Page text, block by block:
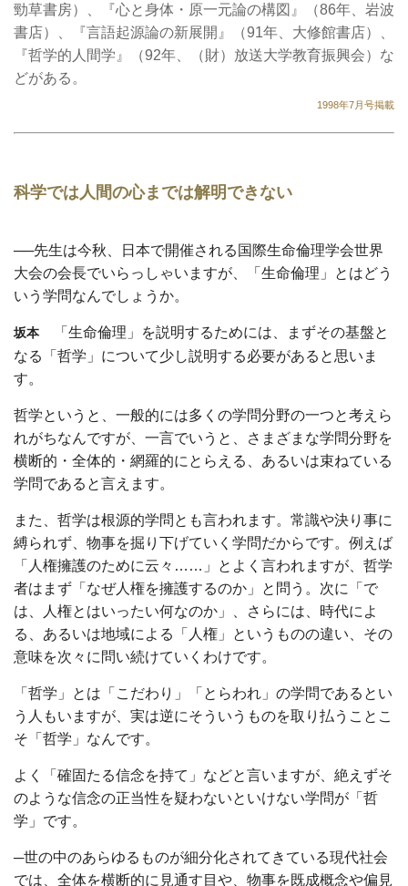
勁草書房）、『心と身体・原一元論の構図』（86年、岩波
書店）、『言語起源論の新展開』（91年、大修館書店）、
『哲学的人間学』（92年、（財）放送大学教育振興会）な
どがある。
1998年7月号掲載
科学では人間の心までは解明できない
──先生は今秋、日本で開催される国際生命倫理学会世界
大会の会長でいらっしゃいますが、「生命倫理」とはどう
いう学問なんでしょうか。
坂本 「生命倫理」を説明するためには、まずその基盤と
なる「哲学」について少し説明する必要があると思いま
す。
哲学というと、一般的には多くの学問分野の一つと考えら
れがちなんですが、一言でいうと、さまざまな学問分野を
横断的・全体的・網羅的にとらえる、あるいは束ねている
学問であると言えます。
また、哲学は根源的学問とも言われます。常識や決り事に
縛られず、物事を掘り下げていく学問だからです。例えば
「人権擁護のために云々……」とよく言われますが、哲学
者はまず「なぜ人権を擁護するのか」と問う。次に「で
は、人権とはいったい何なのか」、さらには、時代によ
る、あるいは地域による「人権」というものの違い、その
意味を次々に問い続けていくわけです。
「哲学」とは「こだわり」「とらわれ」の学問であるとい
う人もいますが、実は逆にそういうものを取り払うことこ
そ「哲学」なんです。
よく「確固たる信念を持て」などと言いますが、絶えずそ
のような信念の正当性を疑わないといけない学問が「哲
学」です。
─世の中のあらゆるものが細分化されてきている現代社会
では、全体を横断的に見通す目や、物事を既成概念や偏見